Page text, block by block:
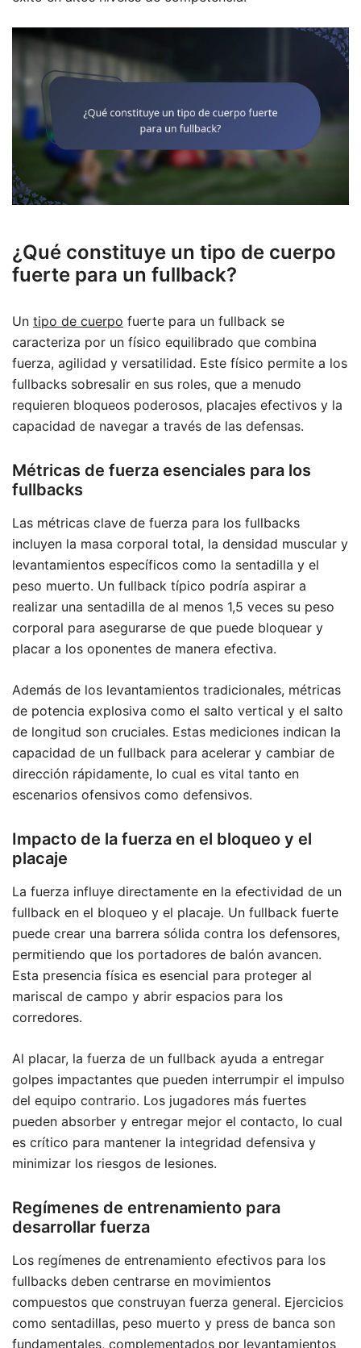
¿Qué constituye un tipo de cuerpo
fuerte para un fullback?
Un tipo de cuerpo fuerte para un fullback se
caracteriza por un físico equilibrado que combina
fuerza, agilidad y versatilidad. Este físico permite a los
fullbacks sobresalir en sus roles, que a menudo
requieren bloqueos poderosos, placajes efectivos y la
capacidad de navegar a través de las defensas.
Métricas de fuerza esenciales para los
fullbacks
Las métricas clave de fuerza para los fullbacks
incluyen la masa corporal total, la densidad muscular y
levantamientos específicos como la sentadilla y el
peso muerto. Un fullback típico podría aspirar a
realizar una sentadilla de al menos 1,5 veces su peso
corporal para asegurarse de que puede bloquear y
placar a los oponentes de manera efectiva.
Además de los levantamientos tradicionales, métricas
de potencia explosiva como el salto vertical y el salto
de longitud son cruciales. Estas mediciones indican la
capacidad de un fullback para acelerar y cambiar de
dirección rápidamente, lo cual es vital tanto en
escenarios ofensivos como defensivos.
Impacto de la fuerza en el bloqueo y el
placaje
La fuerza influye directamente en la efectividad de un
fullback en el bloqueo y el placaje. Un fullback fuerte
puede crear una barrera sólida contra los defensores,
permitiendo que los portadores de balón avancen.
Esta presencia física es esencial para proteger al
mariscal de campo y abrir espacios para los
corredores.
Al placar, la fuerza de un fullback ayuda a entregar
golpes impactantes que pueden interrumpir el impulso
del equipo contrario. Los jugadores más fuertes
pueden absorber y entregar mejor el contacto, lo cual
es crítico para mantener la integridad defensiva y
minimizar los riesgos de lesiones.
Regímenes de entrenamiento para
desarrollar fuerza
Los regímenes de entrenamiento efectivos para los
fullbacks deben centrarse en movimientos
compuestos que construyan fuerza general. Ejercicios
como sentadillas, peso muerto y press de banca son
fundamentales, complementados por levantamientos